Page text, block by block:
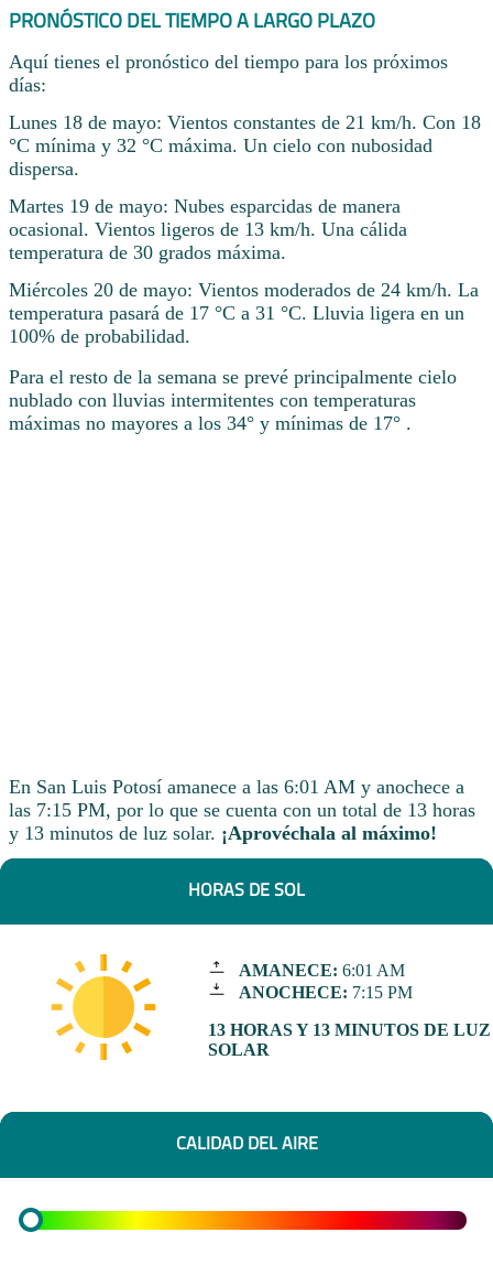
PRONÓSTICO DEL TIEMPO A LARGO PLAZO
Aquí tienes el pronóstico del tiempo para los próximos
días:
Lunes 18 de mayo: Vientos constantes de 21 km/h. Con 18
°C mínima y 32 °C máxima. Un cielo con nubosidad
dispersa.
Martes 19 de mayo: Nubes esparcidas de manera
ocasional. Vientos ligeros de 13 km/h. Una cálida
temperatura de 30 grados máxima.
Miércoles 20 de mayo: Vientos moderados de 24 km/h. La
temperatura pasará de 17 °C a 31 °C. Lluvia ligera en un
100% de probabilidad.
Para el resto de la semana se prevé principalmente cielo
nublado con lluvias intermitentes con temperaturas
máximas no mayores a los 34° y mínimas de 17° .
En San Luis Potosí amanece a las 6:01 AM y anochece a
las 7:15 PM, por lo que se cuenta con un total de 13 horas
y 13 minutos de luz solar. ¡Aprovéchala al máximo!
HORAS DE SOL
AMANECE: 6:01 AM
ANOCHECE: 7:15 PM
13 HORAS Y 13 MINUTOS DE LUZ
SOLAR
CALIDAD DEL AIRE